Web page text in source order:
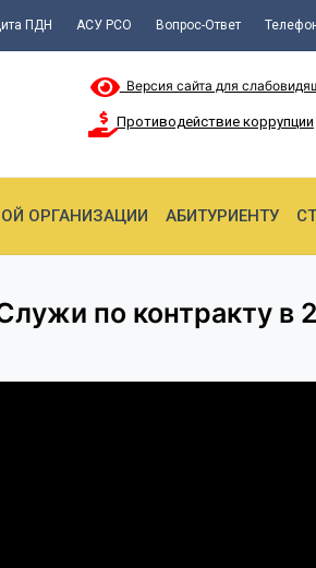
ПДН АСУ РСО Вопрос-Ответ
Версия сайта для
Противодействие коррупции
ОРГАНИЗАЦИИ АБИТУРИЕНТУ
по контракту в